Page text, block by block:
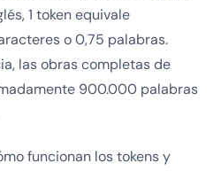
1 token equivale
o 0,75 palabras.
las obras completas de
900.000 palabras
funcionan los tokens y